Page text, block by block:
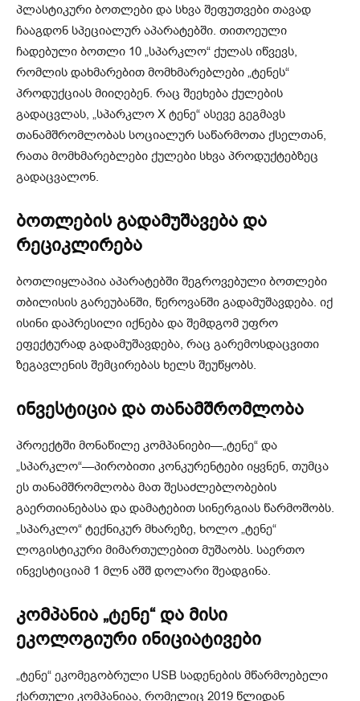
პლასტიკური ბოთლები და სხვა შეფუთვები თავად
ჩააგდონ სპეციალურ აპარატებში. თითოეული
ჩადებული ბოთლი 10 „სპარკლო“ ქულას იწვევს,
რომლის დახმარებით მომხმარებლები „ტენეს“
პროდუქციას მიიღებენ. რაც შეეხება ქულების
გადაცვლას, „სპარკლო X ტენე“ ასევე გეგმავს
თანამშრომლობას სოციალურ საწარმოთა ქსელთან,
რათა მომხმარებლები ქულები სხვა პროდუქტებზეც
გადაცვალონ.
ბოთლების გადამუშავება და
რეციკლირება
ბოთლიყლაპია აპარატებში შეგროვებული ბოთლები
თბილისის გარეუბანში, წეროვანში გადამუშავდება. იქ
ისინი დაპრესილი იქნება და შემდგომ უფრო
ეფექტურად გადამუშავდება, რაც გარემოსდაცვითი
ზეგავლენის შემცირებას ხელს შეუწყობს.
ინვესტიცია და თანამშრომლობა
პროექტში მონაწილე კომპანიები—„ტენე“ და
„სპარკლო“—პირობითი კონკურენტები იყვნენ, თუმცა
ეს თანამშრომლობა მათ შესაძლებლობების
გაერთიანებასა და დამატებით სინერგიას წარმოშობს.
„სპარკლო“ ტექნიკურ მხარეზე, ხოლო „ტენე“
ლოგისტიკური მიმართულებით მუშაობს. საერთო
ინვესტიციამ 1 მლნ აშშ დოლარი შეადგინა.
კომპანია „ტენე“ და მისი
ეკოლოგიური ინიციატივები
„ტენე“ ეკომეგობრული USB სადენების მწარმოებელი
ქართული კომპანიაა, რომელიც 2019 წლიდან